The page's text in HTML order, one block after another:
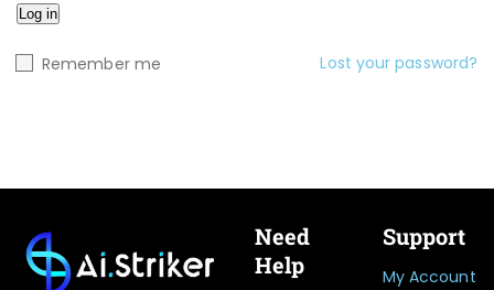
Log in
Remember me Lost your password?
Need
Help
Support
My Account